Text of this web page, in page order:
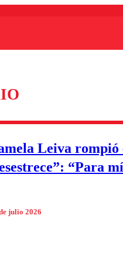
Leiva rompió
“Para
julio 2026